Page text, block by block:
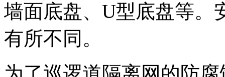
墙面底盘、U型底盘等。
有所不同。